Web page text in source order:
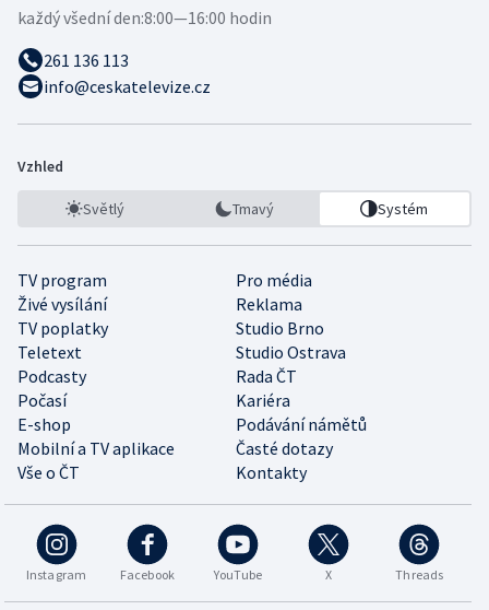
každý všední den:8:00—16:00 hodin
261 136 113
info@ceskatelevize.cz
Vzhled
Světlý Tmavý Systém
TV program
Pro média
Živé vysílání
Reklama
TV poplatky
Studio Brno
Teletext
Studio Ostrava
Podcasty
Rada ČT
Počasí
Kariéra
E-shop
Podávání námětů
Mobilní a TV aplikace
Časté dotazy
Vše o ČT
Kontakty
Instagram Facebook YouTube X Threads